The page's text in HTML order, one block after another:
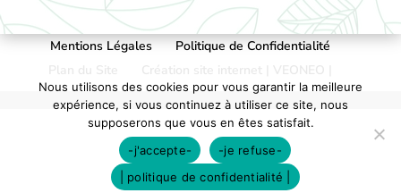
Mentions Légales
Politique de Confidentialité
Nous utilisons des cookies pour vous garantir la meilleure
expérience, si vous continuez à utiliser ce site, nous
supposerons que vous en êtes satisfait.
-j'accepte-
-je refuse-
| politique de confidentialité |